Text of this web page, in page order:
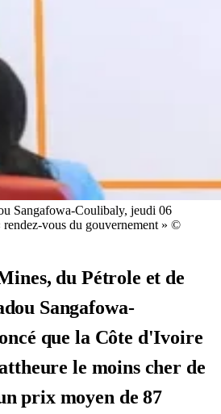
Sangafowa-Coulibaly, jeudi 06
rendez-vous du gouvernement » ©
du Pétrole et de
Sangafowa-
que la Côte d'Ivoire
le moins cher de
prix moyen de 87